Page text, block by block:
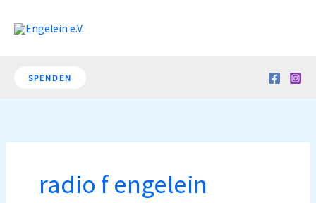
Inhalt
SPENDEN
radio f engelein